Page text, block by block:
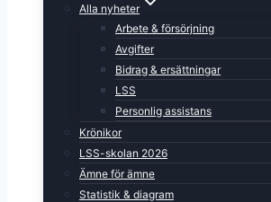
Alla nyheter
Arbete & försörjning
Avgifter
Bidrag & ersättningar
LSS
Personlig assistans
Krönikor
LSS-skolan 2026
Ämne för ämne
Statistik & diagram